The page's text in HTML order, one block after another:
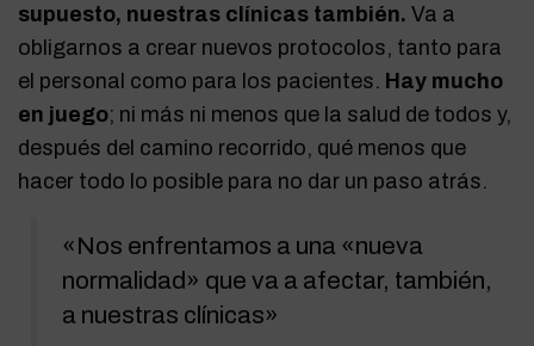
supuesto, nuestras clínicas también. Va a
obligarnos a crear nuevos protocolos, tanto para
el personal como para los pacientes. Hay mucho
en juego; ni más ni menos que la salud de todos y,
después del camino recorrido, qué menos que
hacer todo lo posible para no dar un paso atrás.
«Nos enfrentamos a una «nueva
normalidad» que va a afectar, también,
a nuestras clínicas»